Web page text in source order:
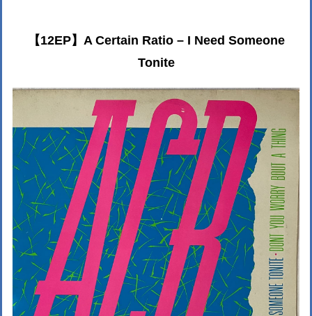
【12EP】A Certain Ratio ‎– I Need Someone
Tonite